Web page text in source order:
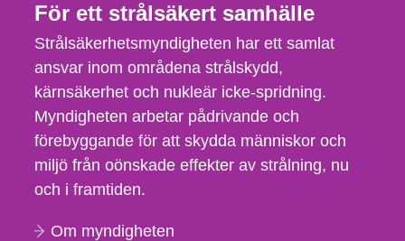
För ett strålsäkert samhälle
Strålsäkerhetsmyndigheten har ett samlat
ansvar inom områdena strålskydd,
kärnsäkerhet och nukleär icke-spridning.
Myndigheten arbetar pådrivande och
förebyggande för att skydda människor och
miljö från oönskade effekter av strålning, nu
och i framtiden.
Om myndigheten